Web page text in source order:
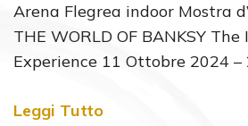
Arena Flegrea indoor Mostra
THE WORLD OF BANKSY The
Experience 11 Ottobre 2024 –
Leggi Tutto